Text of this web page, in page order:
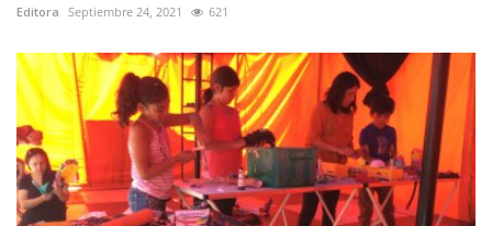
Editora Septiembre 24, 2021 621